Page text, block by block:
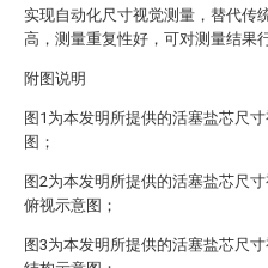
实现自动化尺寸视觉测量，替代传
高，测量重复性好，可对测量结果
附图说明
图1为本发明所提供的活塞盐芯尺
图；
图2为本发明所提供的活塞盐芯尺
俯视示意图；
图3为本发明所提供的活塞盐芯尺